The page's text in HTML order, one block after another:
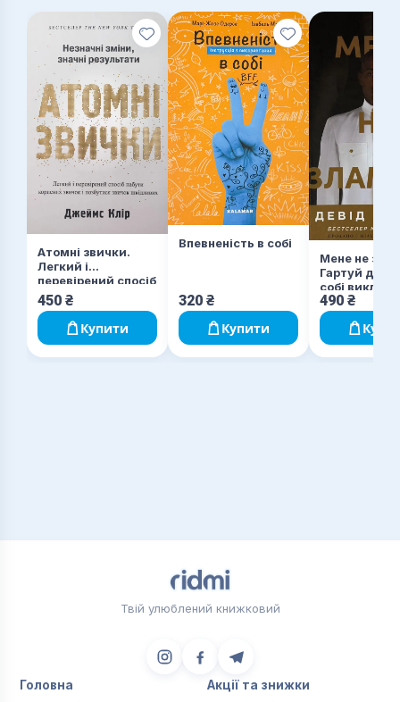
Атомні звички.
Легкий і
перевірений спосіб
набути корисних
звичок і позбутися
звичок шкідливих
450 ₴
Купити
Впевненість в собі
320 ₴
Купити
Мене не
Гартуй дух
собі виклики
490 ₴
Твій улюблений книжковий
Головна Акції та знижки